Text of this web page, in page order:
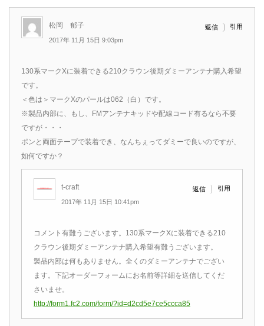
松岡 郁子
2017年 11月 15日 9:03pm
返信 引用
130系マークXに装着できる210クラウン後期ダミーアンテナ購入希望
です。
＜色は＞マークXのパールは062（白）です。
※製品内部に、もし、FMアンテナキッドや配線コード有るなら不要
ですが・・・
ポンと両面テープで装着でき、なんちぇってダミーで良いのですが、
如何ですか？
t-craft
2017年 11月 15日 10:41pm
返信 引用
コメント有難うございます。130系マークXに装着できる210
クラウン後期ダミーアンテナ購入希望有難うございます。
製品内部は何もありません。全くのダミーアンテナでござい
ます。下記オーダーフォームにお名前等詳細を送信してくだ
さいませ。
http://form1.fc2.com/form/?id=d2cd5e7ce5ccca85